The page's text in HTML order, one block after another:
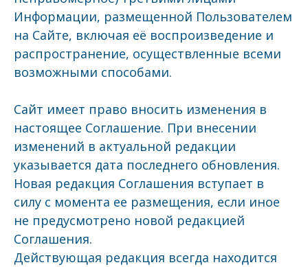
Информации, размещенной Пользователем
на Сайте, включая её воспроизведение и
распространение, осуществленные всеми
возможными способами.
Сайт имеет право вносить изменения в
настоящее Соглашение. При внесении
изменений в актуальной редакции
указывается дата последнего обновления.
Новая редакция Соглашения вступает в
силу с момента ее размещения, если иное
не предусмотрено новой редакцией
Соглашения.
Действующая редакция всегда находится